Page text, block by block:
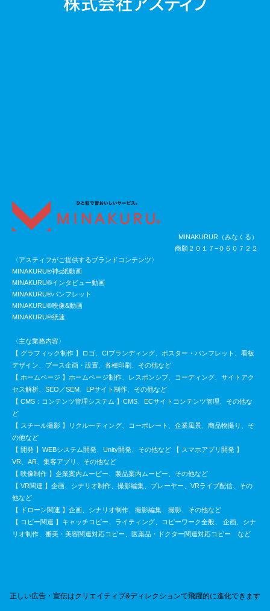
MINAKURUR（みなくる）
商願２０１７−０６０７２２
〈アスティフがご提供するブランドコンテンツ〉
MINAKURU®神≤紙動画
MINAKURU®インタビュー動画
MINAKURU®パンフレット
MINAKURU®映像&動画
MINAKURU®紙速
〈主な業務内容〉
【 グラフィック制作 】ロゴ、CIブランディング、ポスター・パンフレット、看板
デザイン、ブース企画・設置、各種印刷、その他など
【 ホームページ 】ホームページ制作、レスポンシブ、コーディング、サイトアク
セス解析、SEO／SEM、LPサイト制作、その他など
【 CMS：コンテンツ管理システム 】CMS、ECサイトコンテンツ管理、その他な
ど
【 スチール撮影 】リクルーティング、コーポレート、企業風景、商品物撮り、そ
の他など
【 開発 】WEBシステム開発、Unity開発、その他など 【 スマホアプリ開発 】
VR、AR、集客アプリ、その他など
【 映像制作 】企業案内ムービー、製品案内ムービー、その他など
【 VR関連 】企画、シナリオ制作、撮影編集、プレーヤー、VRライブ配信、その
他など
【 ドローン関連 】企画、シナリオ制作、撮影編集、撮影、その他など
【 コピー関連 】キャッチコピー、ライティング、コピーワーク全般、 企画、シナ
リオ制作、審美・美容関連対応コピー、医薬品・ドクター関連対応コピー など
正しい広告・宣伝はクリエイティブ&ディレクションで飛躍的に進化できます